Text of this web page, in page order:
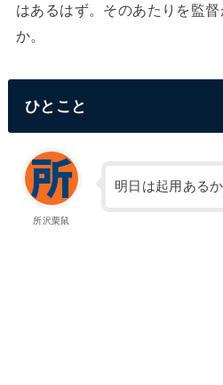
はあるはず。そのあたりを監
か。
ひとこと
所沢栗鼠
明日は起用ある